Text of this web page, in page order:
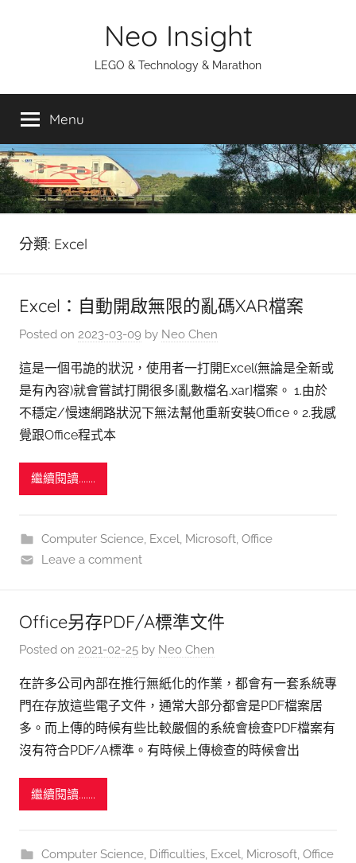
Neo Insight
LEGO & Technology & Marathon
Menu
分類: Excel
Excel：自動開啟無限的亂碼XAR檔案
Posted on 2023-03-09 by Neo Chen
這是一個弔詭的狀況，使用者一打開Excel(無論是全新或
是有內容)就會嘗試打開很多[亂數檔名.xar]檔案。 1.由於
不穩定/慢速網路狀況下無法幫他重新安裝Office。2.我感
覺跟Office程式本
繼續閱讀.......
Computer Science, Excel, Microsoft, Office
Leave a comment
Office另存PDF/A標準文件
Posted on 2021-02-25 by Neo Chen
在許多公司內部在推行無紙化的作業，都會有一套系統專
門在存放這些電子文件，通常大部分都會是PDF檔案居
多。而上傳的時候有些比較嚴個的系統會檢查PDF檔案有
沒有符合PDF/A標準。有時候上傳檢查的時候會出
繼續閱讀.......
Computer Science, Difficulties, Excel, Microsoft, Office